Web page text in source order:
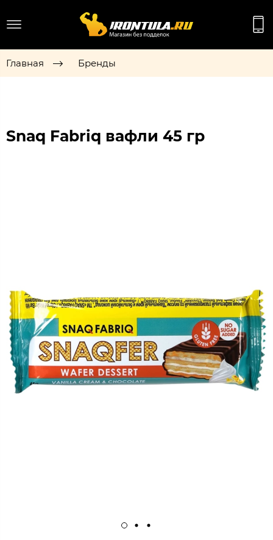
Главная Бренды
Snaq Fabriq вафли 45 гр